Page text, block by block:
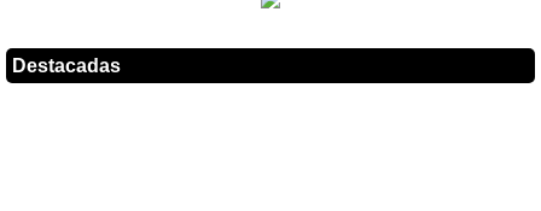
Destacadas